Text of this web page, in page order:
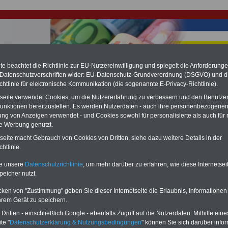
für Beamte & Ruhestandsbeamte (zu geringe Alimentation)
erklärt (Berlin muss bisMärz 2027 eine Neuregelung der
die zun hohen Nachzahlungen führen wird). Auch beim Bund
wird es hohe Nachzahlungen geben (Medienberichten
alle (!) Beamtezwischen mind.
der Bundesregierung vorgelegt wird (wahrscheinlich im Quartal.2026
der Broschüre
von Mecklenburg-Vorpommern: § 100 Begriff
sowie Zugang zu Personalakten
für Beamtinnen
Zehn Bücher bzw. eBooks zu
Themen für Beamte und dem
beachtet die Richtlinie zur EU-Nutzereinwilligung und spiegelt die
wider: EU-Datenschutz-Grundverordnung (DSGVO) und
für elektronische Kommunikation (die sogenannte E-Privacy-Richtlinie).
verwendet Cookies, um die Nutzererfahrung zu verbessern und den
bereitzustellen. Es werden Nutzerdaten - auch ihre
von Anzeigen verwendet - und Cookies sowohl für personalisierte als auch für
Werbung genutzt.
macht Gebrauch von Cookies von Dritten, siehe dazu weitere Details in der
unsere Datenschutzrichtlinie , um mehr darüber zu erfahren, wie diese
nutzt.
von "Zustimmung" geben Sie dieser Internetseite die Erlaubnis, Informationen
Gerät zu speichern.
- einschließlich Google - ebenfalls Zugriff auf die Nutzerdaten. Mithilfe
"Datenschutzerklärung & Nutzungsbedingungen" können Sie sich darüber